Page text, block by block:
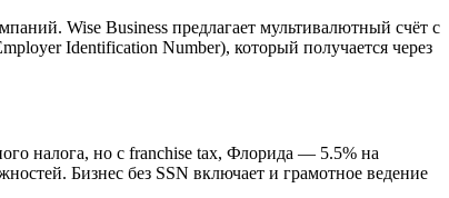
Wise Business предлагает мультивалютный счёт с
Identification Number), который получается через
налога, но с franchise tax, Флорида — 5.5% на
Бизнес без SSN включает и грамотное ведение